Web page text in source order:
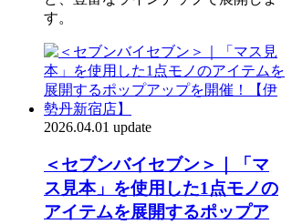
す。
2026.04.01 update
＜セブンバイセブン＞｜「マ
ス見本」を使用した1点モノの
アイテムを展開するポップア